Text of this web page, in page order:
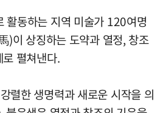
활동하는 지역 미술가 120여명
)이 상징하는 도약과 열정, 창조
펼쳐낸다.
렬한 생명력과 새로운 시작을 의